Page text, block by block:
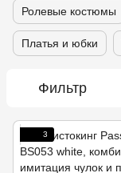
Ролевые костюмы
Платья и юбки
Фильтр
3